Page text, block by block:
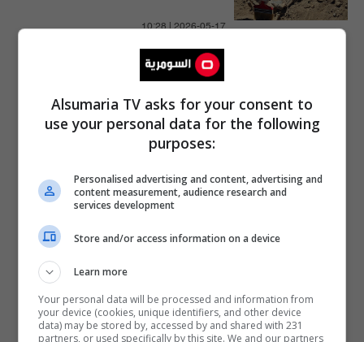
10:28 | 2026-05-17
Alsumaria TV asks for your consent to
use your personal data for the following
purposes:
Personalised advertising and content, advertising and
content measurement, audience research and
services development
Store and/or access information on a device
Learn more
Your personal data will be processed and information from
your device (cookies, unique identifiers, and other device
data) may be stored by, accessed by and shared with 231
partners, or used specifically by this site. We and our partners